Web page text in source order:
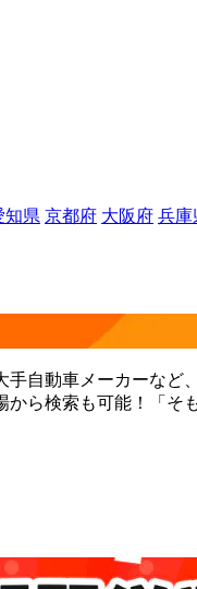
知県 京都府 大阪府 兵庫
自動車メーカーな
から検索も可能！「